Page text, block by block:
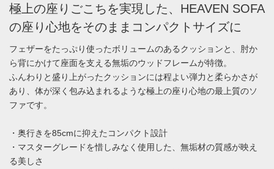
極上の座りごこちを実現した、HEAVEN SOFA
の座り心地をそのままコンパクトサイズに
フェザーをたっぷり使ったボリュームのあるクッションと、肘か
ら背にかけて座面を支える無垢のウッドフレームが特徴。
ふんわりと盛り上がったクッションには程よい弾力と柔らかさが
あり、体が深く包み込まれるような極上の座り心地の最上質のソ
ファです。
・奥行きを85cmに抑えたコンパクト設計
・マスターグレードを惜しみなく使用した、無垢材の質感が映え
る美しさ